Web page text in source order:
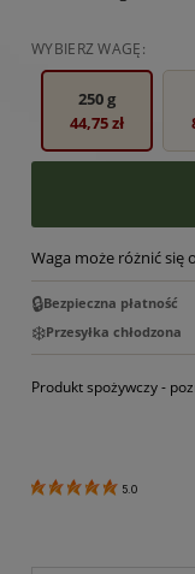
WYBIERZ WAGĘ:
250 g
44,75 zł
Waga może różnić się
🔒Bezpieczna płatność
❄️Przesyłka chłodzona
Produkt spożywczy -
5.0